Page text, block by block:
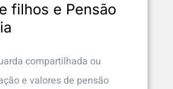
filhos e Pensão
compartilhada ou
e valores de pensão